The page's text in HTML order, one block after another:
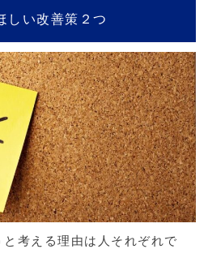
しい改善策２つ
考える理由は人それぞれで